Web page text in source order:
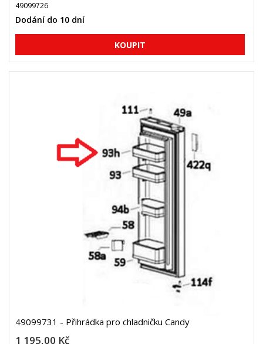
49099726
Dodání do 10 dní
49099731 - Přihrádka pro chladničku Candy
1 195,00 Kč